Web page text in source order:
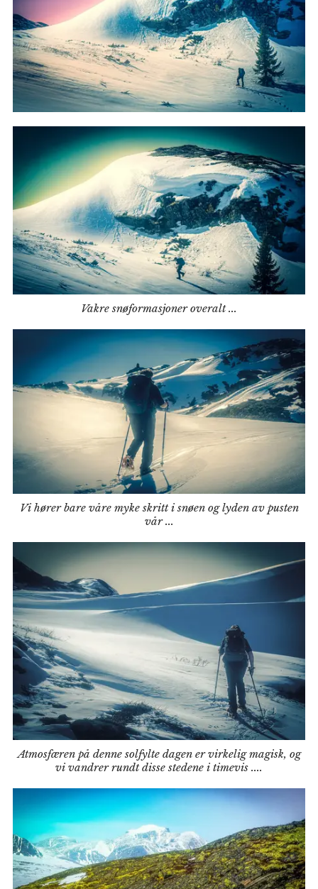
Vakre snøformasjoner overalt ...
Vi hører bare våre myke skritt i snøen og lyden av pusten
vår ...
Atmosfæren på denne solfylte dagen er virkelig magisk, og
vi vandrer rundt disse stedene i timevis ....